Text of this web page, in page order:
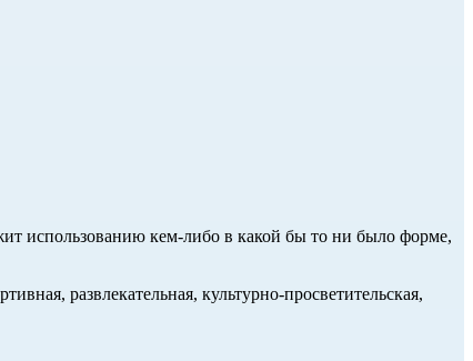
использованию кем-либо в какой бы то ни было форме,
развлекательная, культурно-просветительская,